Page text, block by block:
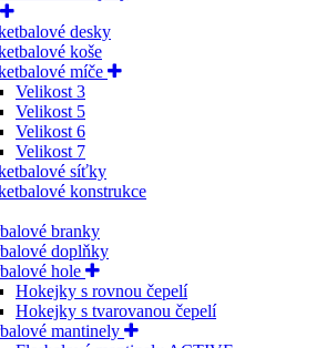
desky
koše
míče
Velikost 3
Velikost 5
Velikost 6
Velikost 7
síťky
konstrukce
branky
doplňky
hole
Hokejky s rovnou čepelí
Hokejky s tvarovanou čepelí
mantinely